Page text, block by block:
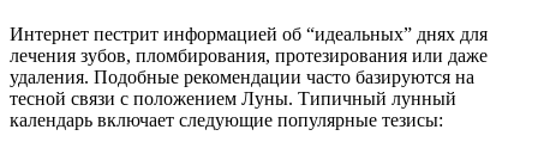
Интернет пестрит информацией об “идеальных” днях для
лечения зубов, пломбирования, протезирования или даже
удаления. Подобные рекомендации часто базируются на
тесной связи с положением Луны. Типичный лунный
календарь включает следующие популярные тезисы: